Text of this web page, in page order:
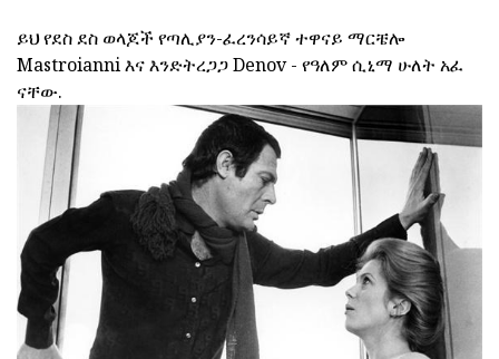
ይህ የደስ ደስ ወላጆች የጣሊያን-ፈረንሳይኛ ተዋናይ ማርቼሎ
Mastroianni እና እንድትረጋጋ Denov - የዓለም ሲኒማ ሁለት አፈ
ናቸው.